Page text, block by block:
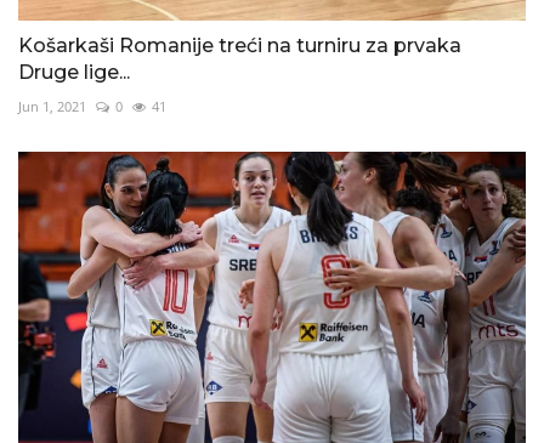
Košarkaši Romanije treći na turniru za prvaka
Druge lige...
Jun 1, 2021 0 41